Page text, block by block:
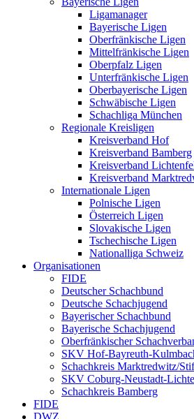
Ligamanager
Bayerische Ligen
Oberfränkische Ligen
Mittelfränkische Ligen
Oberpfalz Ligen
Unterfränkische Ligen
Oberbayerische Ligen
Schwäbische Ligen
Schachliga München
Regionale Kreisligen
Kreisverband Hof
Kreisverband Bamberg
Kreisverband
Kreisverband
Internationale Ligen
Polnische Ligen
Österreich Ligen
Slovakische Ligen
Tschechische Ligen
Nationalliga Schweiz
Organisationen
FIDE
Deutscher Schachbund
Deutsche Schachjugend
Bayerischer Schachbund
Bayerische Schachjugend
Oberfränkischer
SKV Hof-Bayreuth-
Schachkreis Marktredwitz/
SKV Coburg-Neustadt-
Schachkreis Bamberg
FIDE
DWZ